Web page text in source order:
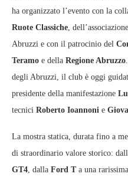
ha organizzato l’evento con la
Ruote Classiche, dell’associazione
Abruzzi e con il patrocinio del
Teramo e della Regione Abruzzo
degli Abruzzi, il club è oggi
presidente della manifestazione
tecnici Roberto Ioannoni e
La mostra statica, durata fino a
di straordinario valore storico:
GT4, dalla Ford Ta una rarissima